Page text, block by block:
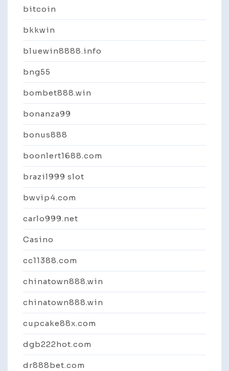
bitcoin
bkkwin
bluewin8888.info
bng55
bombet888.win
bonanza99
bonus888
boonlert1688.com
brazil999 slot
bwvip4.com
carlo999.net
Casino
cc11388.com
chinatown888.win
chinatown888.win
cupcake88x.com
dgb222hot.com
dr888bet.com